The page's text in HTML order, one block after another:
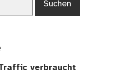
verbraucht